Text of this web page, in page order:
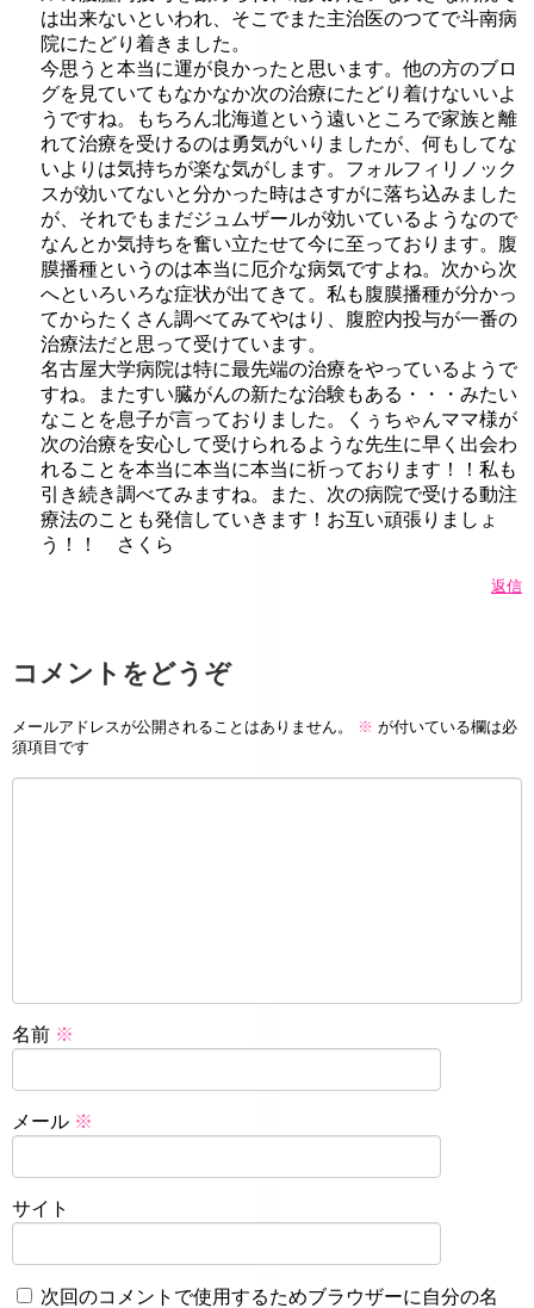
は出来ないといわれ、そこでまた主治医のつてで斗南病
院にたどり着きました。
今思うと本当に運が良かったと思います。他の方のブロ
グを見ていてもなかなか次の治療にたどり着けないいよ
うですね。もちろん北海道という遠いところで家族と離
れて治療を受けるのは勇気がいりましたが、何もしてな
いよりは気持ちが楽な気がします。フォルフィリノック
スが効いてないと分かった時はさすがに落ち込みました
が、それでもまだジュムザールが効いているようなので
なんとか気持ちを奮い立たせて今に至っております。腹
膜播種というのは本当に厄介な病気ですよね。次から次
へといろいろな症状が出てきて。私も腹膜播種が分かっ
てからたくさん調べてみてやはり、腹腔内投与が一番の
治療法だと思って受けています。
名古屋大学病院は特に最先端の治療をやっているようで
すね。またすい臓がんの新たな治験もある・・・みたい
なことを息子が言っておりました。くぅちゃんママ様が
次の治療を安心して受けられるような先生に早く出会わ
れることを本当に本当に本当に祈っております！！私も
引き続き調べてみますね。また、次の病院で受ける動注
療法のことも発信していきます！お互い頑張りましょ
う！！ さくら
返信
コメントをどうぞ
メールアドレスが公開されることはありません。 ※ が付いている欄は必
須項目です
名前 ※
メール ※
サイト
次回のコメントで使用するためブラウザーに自分の名